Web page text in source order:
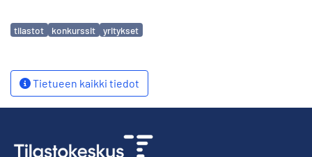
Avainsanat
tilastot konkurssit yritykset
Tietueen kaikki tiedot